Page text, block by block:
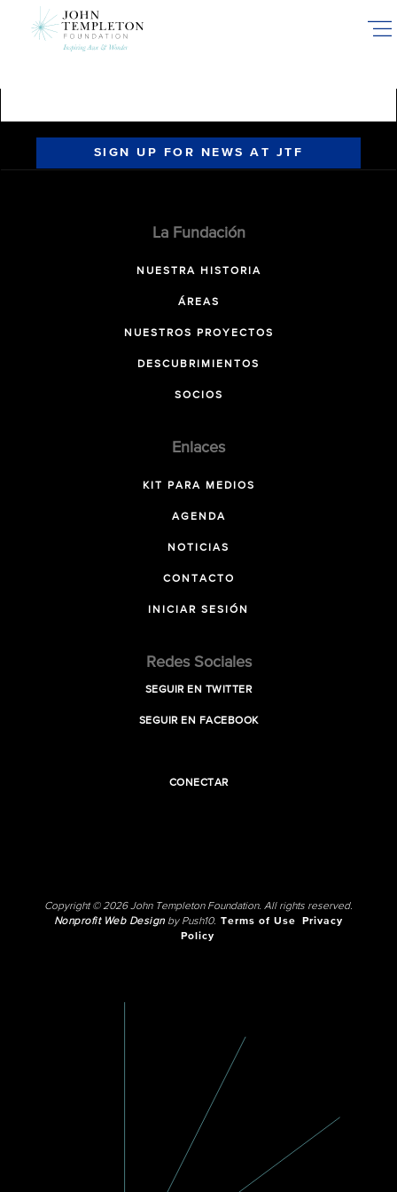
SIGN UP FOR NEWS AT JTF
La Fundación
NUESTRA HISTORIA
ÁREAS
NUESTROS PROYECTOS
DESCUBRIMIENTOS
SOCIOS
Enlaces
KIT PARA MEDIOS
AGENDA
NOTICIAS
CONTACTO
INICIAR SESIÓN
Redes Sociales
SEGUIR EN TWITTER
SEGUIR EN FACEBOOK
CONECTAR
Copyright © 2026 John Templeton Foundation. All rights reserved.
Nonprofit Web Designby Push10. Terms of Use
Privacy
Policy